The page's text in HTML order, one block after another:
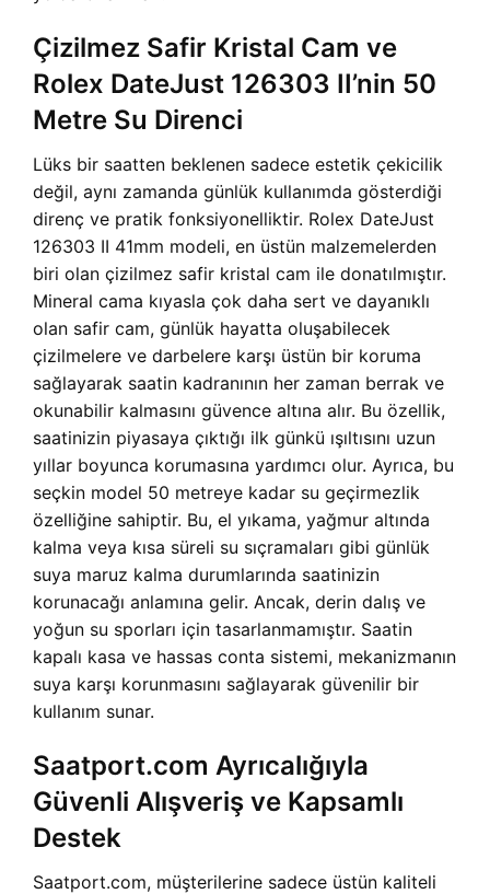
Çizilmez Safir Kristal Cam ve
Rolex DateJust 126303 II’nin 50
Metre Su Direnci
Lüks bir saatten beklenen sadece estetik çekicilik
değil, aynı zamanda günlük kullanımda gösterdiği
direnç ve pratik fonksiyonelliktir. Rolex DateJust
126303 II 41mm modeli, en üstün malzemelerden
biri olan çizilmez safir kristal cam ile donatılmıştır.
Mineral cama kıyasla çok daha sert ve dayanıklı
olan safir cam, günlük hayatta oluşabilecek
çizilmelere ve darbelere karşı üstün bir koruma
sağlayarak saatin kadranının her zaman berrak ve
okunabilir kalmasını güvence altına alır. Bu özellik,
saatinizin piyasaya çıktığı ilk günkü ışıltısını uzun
yıllar boyunca korumasına yardımcı olur. Ayrıca, bu
seçkin model 50 metreye kadar su geçirmezlik
özelliğine sahiptir. Bu, el yıkama, yağmur altında
kalma veya kısa süreli su sıçramaları gibi günlük
suya maruz kalma durumlarında saatinizin
korunacağı anlamına gelir. Ancak, derin dalış ve
yoğun su sporları için tasarlanmamıştır. Saatin
kapalı kasa ve hassas conta sistemi, mekanizmanın
suya karşı korunmasını sağlayarak güvenilir bir
kullanım sunar.
Saatport.com Ayrıcalığıyla
Güvenli Alışveriş ve Kapsamlı
Destek
Saatport.com, müşterilerine sadece üstün kaliteli